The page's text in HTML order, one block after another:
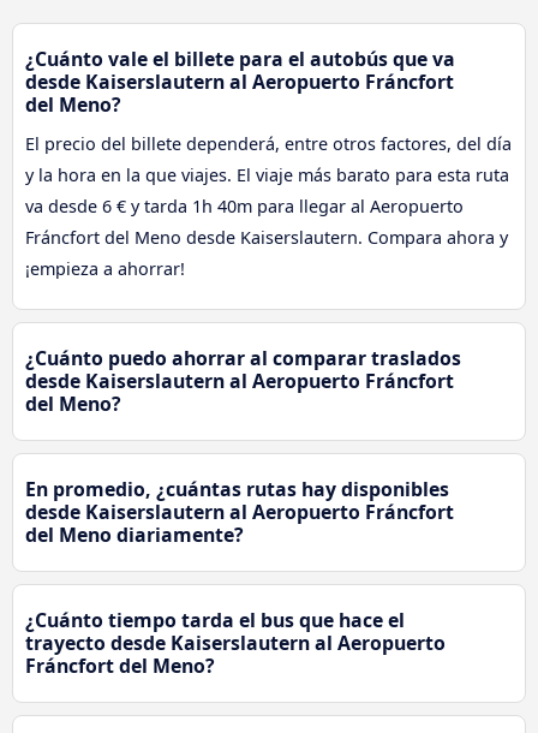
¿Cuánto vale el billete para el autobús que va
desde Kaiserslautern al Aeropuerto Fráncfort
del Meno?
El precio del billete dependerá, entre otros factores, del día
y la hora en la que viajes. El viaje más barato para esta ruta
va desde 6 € y tarda 1h 40m para llegar al Aeropuerto
Fráncfort del Meno desde Kaiserslautern. Compara ahora y
¡empieza a ahorrar!
¿Cuánto puedo ahorrar al comparar traslados
desde Kaiserslautern al Aeropuerto Fráncfort
del Meno?
En promedio, ¿cuántas rutas hay disponibles
desde Kaiserslautern al Aeropuerto Fráncfort
del Meno diariamente?
¿Cuánto tiempo tarda el bus que hace el
trayecto desde Kaiserslautern al Aeropuerto
Fráncfort del Meno?